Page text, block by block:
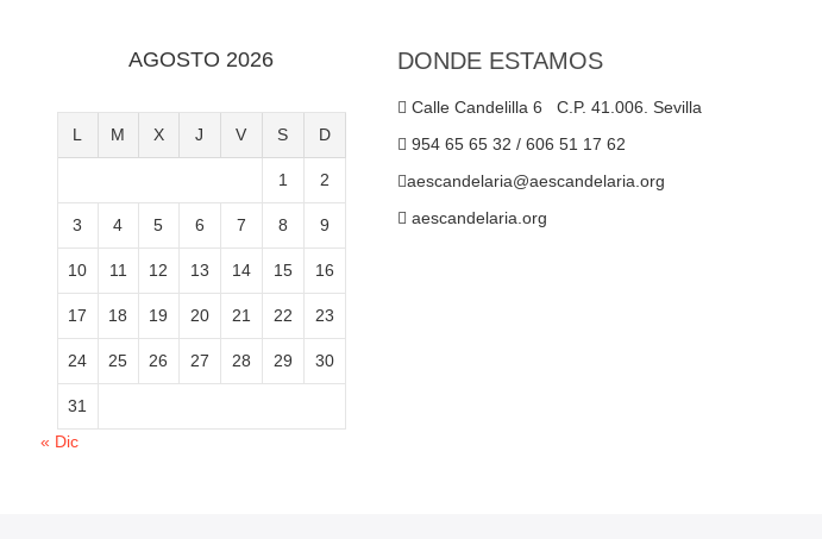
AGOSTO 2026
L M X J V S D
1 2
3 4 5 6 7 8 9
10 11 12 13 14 15 16
17 18 19 20 21 22 23
24 25 26 27 28 29 30
31
« Dic
DONDE ESTAMOS
Calle Candelilla 6 C.P. 41.006. Sevilla
954 65 65 32 / 606 51 17 62
aescandelaria@aescandelaria.org
aescandelaria.org